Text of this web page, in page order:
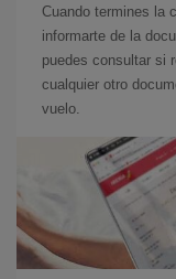
Cuando termines la
informarte de la
puedes consultar si
cualquier otro
vuelo.